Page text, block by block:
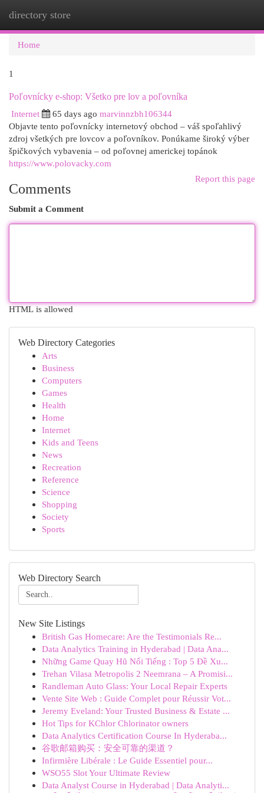
directory store
Home
1
Poľovnícky e-shop: Všetko pre lov a poľovníka
Internet
65 days ago marvinnzbh106344
Objavte tento poľovnícky internetový obchod – váš spoľahlivý
zdroj všetkých pre lovcov a poľovníkov. Ponúkame široký výber
špičkových vybavenia – od poľovnej americkej topánok
https://www.polovacky.com
Report this page
Comments
Submit a Comment
HTML is allowed
Web Directory Categories
Arts
Business
Computers
Games
Health
Home
Internet
Kids and Teens
News
Recreation
Reference
Science
Shopping
Society
Sports
Web Directory Search
New Site Listings
British Gas Homecare: Are the Testimonials Re...
Data Analytics Training in Hyderabad | Data Ana...
Những Game Quay Hũ Nổi Tiếng : Top 5 Đề Xu...
Trehan Vilasa Metropolis 2 Neemrana – A Promisi...
Randleman Auto Glass: Your Local Repair Experts
Vente Site Web : Guide Complet pour Réussir Vot...
Jeremy Eveland: Your Trusted Business & Estate ...
Hot Tips for KChlor Chlorinator owners
Data Analytics Certification Course In Hyderaba...
谷歌邮箱购买：安全可靠的渠道？
Infirmière Libérale : Le Guide Essentiel pour...
WSO55 Slot Your Ultimate Review
Data Analyst Course in Hyderabad | Data Analyti...